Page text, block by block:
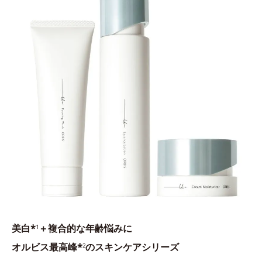
美白*1 ＋複合的な年齢悩みに
オルビス最高峰*2のスキンケアシリーズ